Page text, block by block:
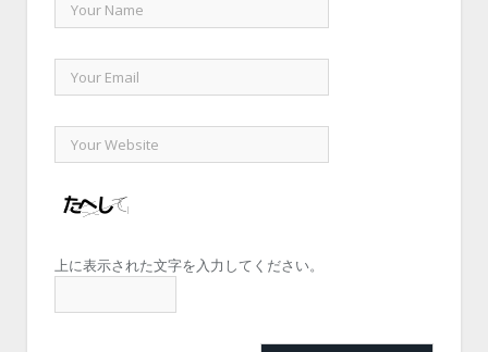
上に表示された文字を入力してください。